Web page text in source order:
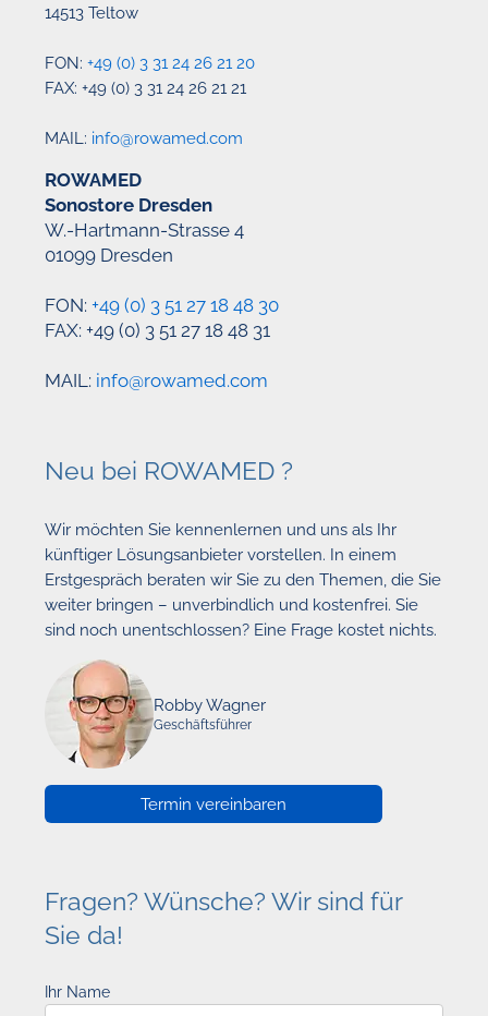
14513 Teltow
FON:+49 (0) 3 31 24 26 21 20
FAX: +49 (0) 3 31 24 26 21 21
MAIL: info@rowamed.com
ROWAMED
Sonostore Dresden
W.-Hartmann-Strasse 4
01099 Dresden
FON:+49 (0) 3 51 27 18 48 30
FAX: +49 (0) 3 51 27 18 48 31
MAIL: info@rowamed.com
Neu bei ROWAMED ?
Wir möchten Sie kennenlernen und uns als Ihr
künftiger Lösungsanbieter vorstellen. In einem
Erstgespräch beraten wir Sie zu den Themen, die Sie
weiter bringen – unverbindlich und kostenfrei. Sie
sind noch unentschlossen? Eine Frage kostet nichts.
Robby Wagner
Geschäftsführer
Termin vereinbaren
Fragen? Wünsche? Wir sind für
Sie da!
Ihr Name